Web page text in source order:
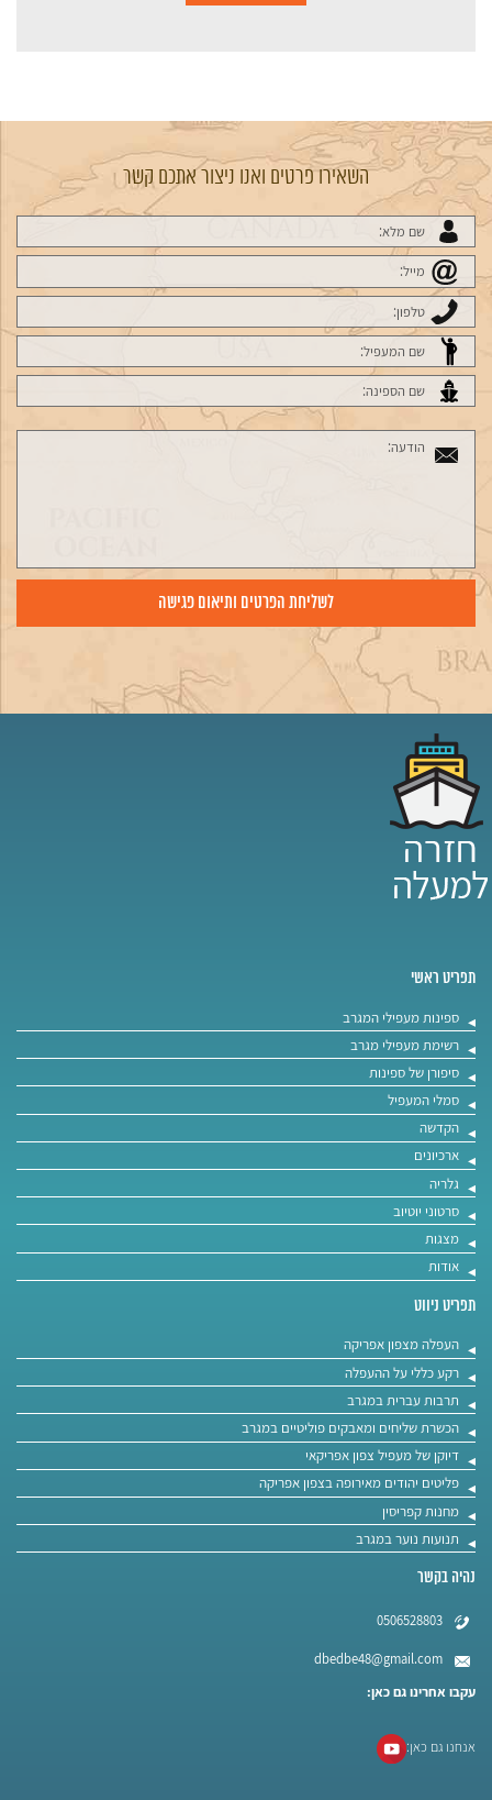
השאירו פרטים ואנו ניצור אתכם קשר
תפריט ראשי
ספינות מעפילי המגרב
רשימת מעפילי מגרב
סיפורן של ספינות
סמלי המעפיל
הקדשה
ארכיונים
גלריה
סרטוני יוטיוב
מצגות
אודות
תפריט ניווט
העפלה מצפון אפריקה
רקע כללי על ההעפלה
תרבות עברית במגרב
הכשרת שליחים ומאבקים פוליטיים במגרב
דיוקן של מעפיל צפון אפריקאי
פליטים יהודים מאירופה בצפון אפריקה
מחנות קפריסין
תנועות נוער במגרב
נהיה בקשר
0506528803
dbedbe48@gmail.com
עקבו אחרינו גם כאן:
אנחנו גם כאן: